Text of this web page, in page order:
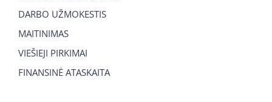
DARBO UŽMOKESTIS
MAITINIMAS
VIEŠIEJI PIRKIMAI
FINANSINĖ ATASKAITA